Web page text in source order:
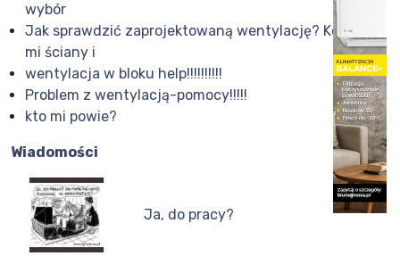
wybór
Jak sprawdzić zaprojektowaną wentylację? Kończą
mi ściany i
wentylacja w bloku help!!!!!!!!!!
Problem z wentylacją-pomocy!!!!!
kto mi powie?
Wiadomości
Ja, do pracy?